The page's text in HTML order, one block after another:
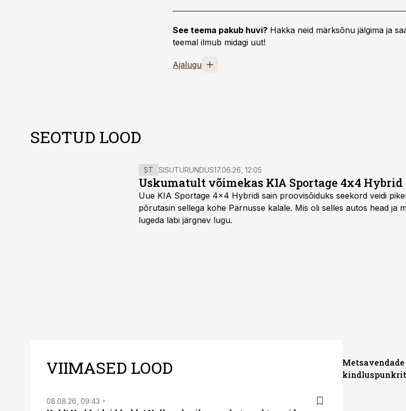
See teema pakub huvi? Hakka neid märksõnu jälgima ja
teemal ilmub midagi uut!
Ajalugu
SEOTUD LOOD
ST SISUTURUNDUS17.06.26, 12:05
Uskumatult võimekas KIA Sportage 4x4 Hybrid
Uue KIA Sportage 4x4 Hybridi sain proovisõiduks seekord veidi
põrutasin sellega kohe Pärnusse kalale. Mis oli selles autos head ja
lugeda läbi järgnev lugu.
VIIMASED LOOD
08.08.26, 09:43